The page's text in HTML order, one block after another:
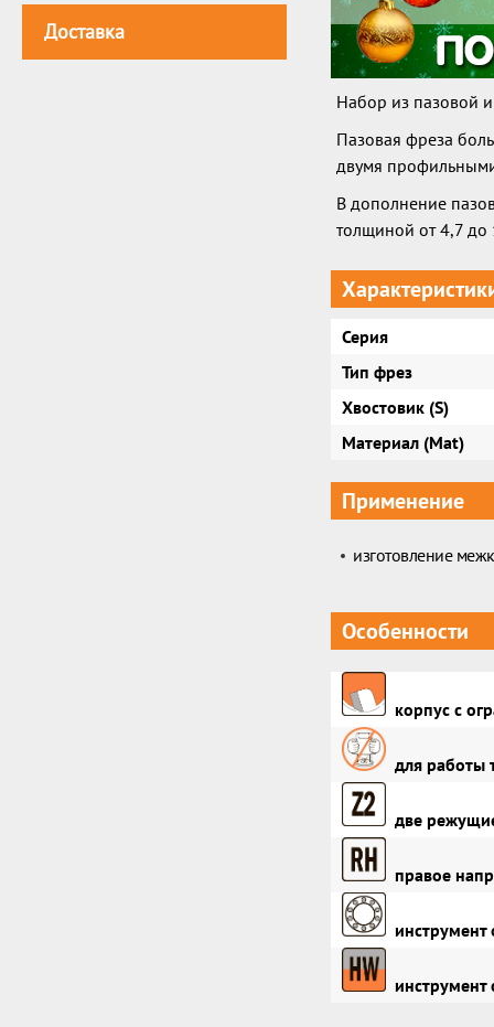
Доставка
Набор из пазовой
Пазовая фреза
двумя
В дополнение
толщиной от 4,7 до
Серия
Тип фрез
Хвостовик (S)
Материал (Mat)
Применение
изготовление
Особенности
корпус с
для работы
две
правое